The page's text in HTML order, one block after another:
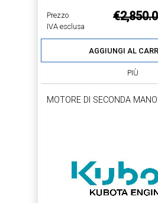
Prezzo
IVA esclusa
AGGIUNGI AL
PIÙ
MOTORE DI SECONDA